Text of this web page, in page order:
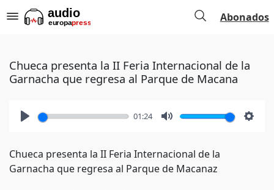
Abonados
Chueca presenta la II Feria Internacional de la
Garnacha que regresa al Parque de Macana
01:24
Chueca presenta la II Feria Internacional de la
Garnacha que regresa al Parque de Macanaz